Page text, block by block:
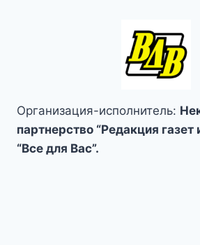
Организация-исполнитель:
партнерство “Редакция газет
“Все для Вас”.